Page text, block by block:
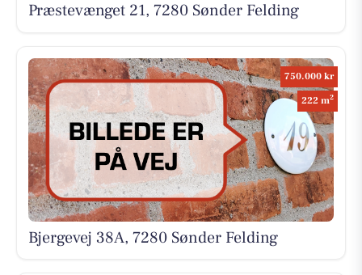
Præstevænget 21, 7280 Sønder Felding
750.000 kr
222 m2
Bjergevej 38A, 7280 Sønder Felding